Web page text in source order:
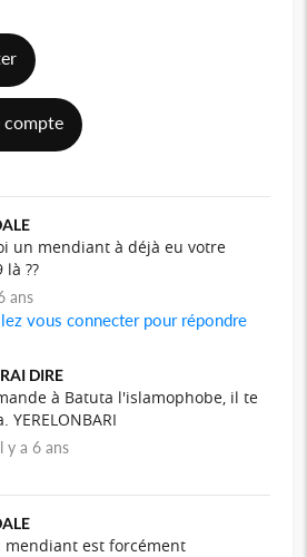
compte
un mendiant à déjà eu votre
là ??
ans
vous connecter pour répondre
DIRE
à Batuta l'islamophobe, il te
YERELONBARI
y a 6 ans
mendiant est forcément